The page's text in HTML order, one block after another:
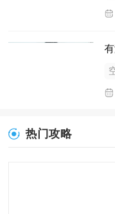
热门攻略